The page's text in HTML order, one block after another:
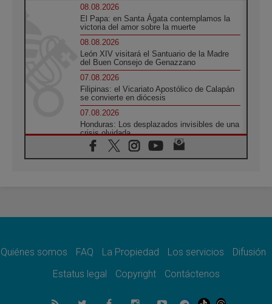
08.08.2026
El Papa: en Santa Ágata contemplamos la
victoria del amor sobre la muerte
08.08.2026
León XIV visitará el Santuario de la Madre
del Buen Consejo de Genazzano
07.08.2026
Filipinas: el Vicariato Apostólico de Calapán
se convierte en diócesis
07.08.2026
Honduras: Los desplazados invisibles de una
crisis olvidada
07.08.2026
Bokalic: "En Argentina el Papa León señalará
07.08.2026
07.08.2026
Universidades Católicas: «Exercises in
07.08.2026
Quiénes somos FAQ La Propiedad Los servicios
Difusión
Estatus legal
Copyright Contáctenos